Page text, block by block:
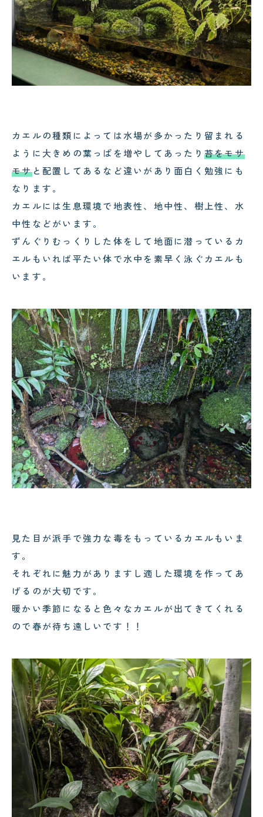
カエルの種類によっては水場が多かったり留まれる
ように大きめの葉っぱを増やしてあったり 苔をモサ
モサと配置してあるなど違いがあり面白く勉強にも
なります。
カエルには生息環境で地表性、地中性、樹上性、水
中性などがいます。
ずんぐりむっくりした体をして地面に潜っているカ
エルもいれば平たい体で水中を素早く泳ぐカエルも
います。
見た目が派手で強力な毒をもっているカエルもいま
す。
それぞれに魅力がありますし適した環境を作ってあ
げるのが大切です。
暖かい季節になると色々なカエルが出てきてくれる
ので春が待ち遠しいです！！